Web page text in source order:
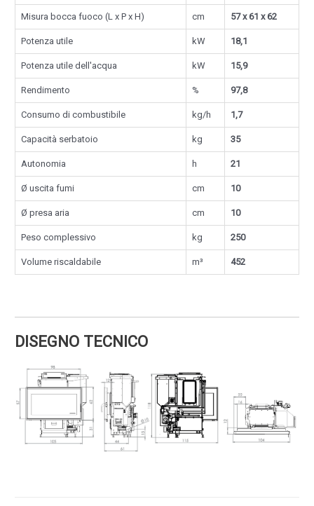
Misura bocca fuoco (L x P x H) cm 57 x 61 x 62
Potenza utile kW 18,1
Potenza utile dell'acqua kW 15,9
Rendimento % 97,8
Consumo di combustibile kg/h 1,7
Capacità serbatoio kg 35
Autonomia h 21
Ø uscita fumi cm 10
Ø presa aria cm 10
Peso complessivo kg 250
Volume riscaldabile m³ 452
DISEGNO TECNICO